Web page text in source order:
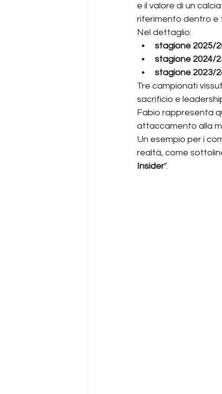
e il valore di un
riferimento dentro e
Nel dettaglio:
stagione 2025/
stagione 2024/
stagione 2023/
Tre campionati
sacrificio e
Fabio rappresenta
attaccamento alla
Un esempio per i
realtà, come
Insider".